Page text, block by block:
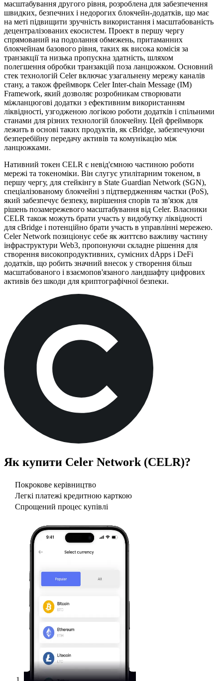
масштабування другого рівня, розроблена для забезпечення
швидких, безпечних і недорогих блокчейн-додатків, що має
на меті підвищити зручність використання і масштабованість
децентралізованих екосистем. Проект в першу чергу
спрямований на подолання обмежень, притаманних
блокчейнам базового рівня, таких як висока комісія за
транзакції та низька пропускна здатність, шляхом
полегшення обробки транзакцій поза ланцюжком. Основний
стек технологій Celer включає узагальнену мережу каналів
стану, а також фреймворк Celer Inter-chain Message (IM)
Framework, який дозволяє розробникам створювати
міжланцюгові додатки з ефективним використанням
ліквідності, узгодженою логікою роботи додатків і спільними
станами для різних технологій блокчейну. Цей фреймворк
лежить в основі таких продуктів, як cBridge, забезпечуючи
безперебійну передачу активів та комунікацію між
ланцюжками.
Нативний токен CELR є невід'ємною частиною роботи
мережі та токеноміки. Він слугує утилітарним токеном, в
першу чергу, для стейкінгу в State Guardian Network (SGN),
спеціалізованому блокчейні з підтвердженням частки (PoS),
який забезпечує безпеку, вирішення спорів та зв'язок для
рішень позамережевого масштабування від Celer. Власники
CELR також можуть брати участь у видобутку ліквідності
для cBridge і потенційно брати участь в управлінні мережею.
Celer Network позиціонує себе як життєво важливу частину
інфраструктури Web3, пропонуючи складне рішення для
створення високопродуктивних, сумісних dApps і DeFi
додатків, що робить значний внесок у створення більш
масштабованого і взаємопов'язаного ландшафту цифрових
активів без шкоди для криптографічної безпеки.
Як купити Celer Network (CELR)?
Покрокове керівництво
Легкі платежі кредитною карткою
Спрощений процес купівлі